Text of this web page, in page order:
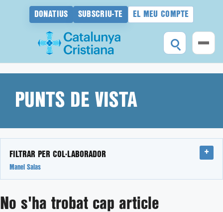
DONATIUS SUBSCRIU-TE EL MEU COMPTE
contingutPUNTS DE VISTA
FILTRAR PER COL·LABORADOR
Manel Salas
No s'ha trobat cap article